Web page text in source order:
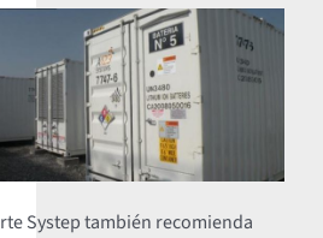
Systep también recomienda